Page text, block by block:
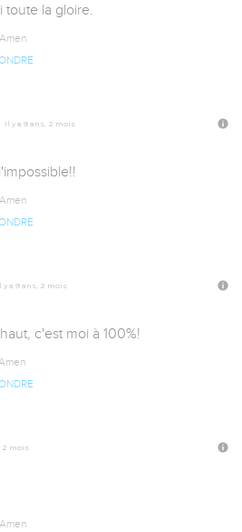
toute la gloire.
Il y a 9 ans, 2 mois
y a 9 ans, 2 mois
c'est moi à 100%!
2 mois